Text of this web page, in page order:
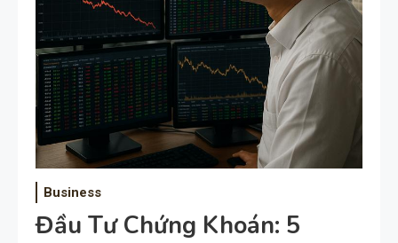
Business
Đầu Tư Chứng Khoán: 5